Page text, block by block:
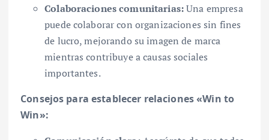
Colaboraciones comunitarias:Una empresa
puede colaborar con organizaciones sin fines
de lucro, mejorando su imagen de marca
mientras contribuye a causas sociales
importantes.
Consejos para establecer relaciones «Win to
Win»: